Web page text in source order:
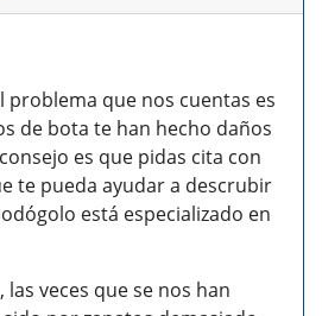
problema que nos cuentas es
de bota te han hecho daños
es que pidas cita con
te pueda ayudar a descrubir
está especializado en
veces que se nos han